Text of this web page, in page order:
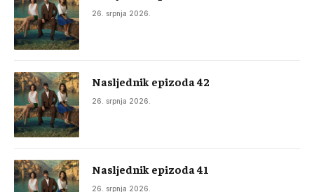
26. srpnja 2026.
Nasljednik epizoda 42
26. srpnja 2026.
Nasljednik epizoda 41
26. srpnja 2026.